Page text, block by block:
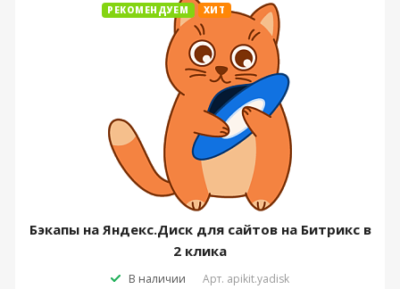
РЕКОМЕНДУЕМ ХИТ
Бэкапы на Яндекс.Диск для сайтов на Битрикс в
2 клика
В наличии Арт. apikit.yadisk